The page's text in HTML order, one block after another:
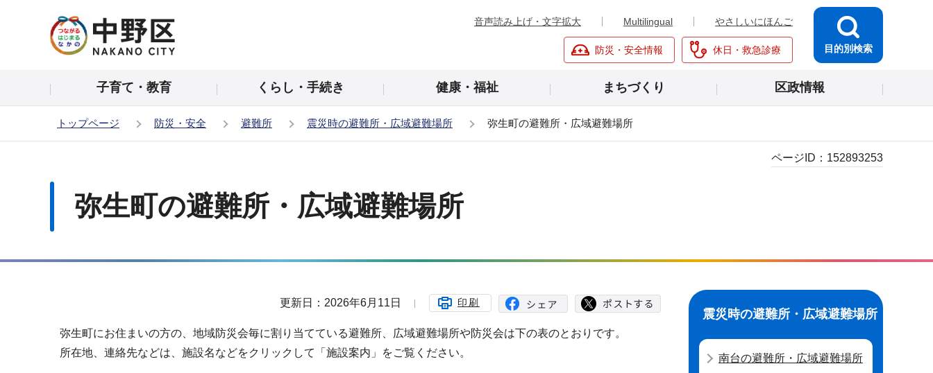
の
頭
音声読み上げ・文字拡大 Multilingual やさしいにほんご
防災・安全情報 休日・救急診療 目的別検索
子育て・教育 くらし・手続き 健康・福祉 まちづくり 区政情報
トップページ 防災・安全 避難所 震災時の避難所・広域避難場所 弥生町の避難所・広域避難場所
弥生町の避難所・広域避難場所
ページID： 152893253
更新日：2026年6月11日 印刷
弥生町にお住まいの方の、地域防災会毎に割り当てている避難所、広域避難場所や防災会は下の表のとおりです。
所在地、連絡先などは、施設名などをクリックして「施設案内」をご覧ください。
ナ
ビ
震災時の避難所・広域避難場所
南台の避難所・広域避難場所